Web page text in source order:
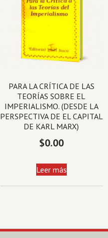
PARA LA CRÍTICA DE LAS
TEORÍAS SOBRE EL
IMPERIALISMO. (DESDE LA
PERSPECTIVA DE EL CAPITAL
DE KARL MARX)
$0.00
Leer más